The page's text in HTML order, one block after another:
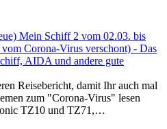
Mein Schiff 2 vom 02.03. bis
Corona-Virus verschont) - Das
AIDA und andere gute
Reisebericht, damit Ihr auch mal
zum "Corona-Virus" lesen
TZ10 und TZ71,…